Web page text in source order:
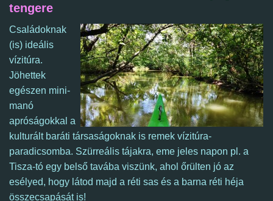
tengere
Családoknak
(is) ideális
vízitúra.
Jöhettek
egészen mini-
manó
apróságokkal a
kulturált baráti társaságoknak is remek vízitúra-
paradicsomba. Szürreális tájakra, eme jeles napon pl. a
Tisza-tó egy belső tavába viszünk, ahol őrülten jó az
esélyed, hogy látod majd a réti sas és a barna réti héja
összecsapását is!